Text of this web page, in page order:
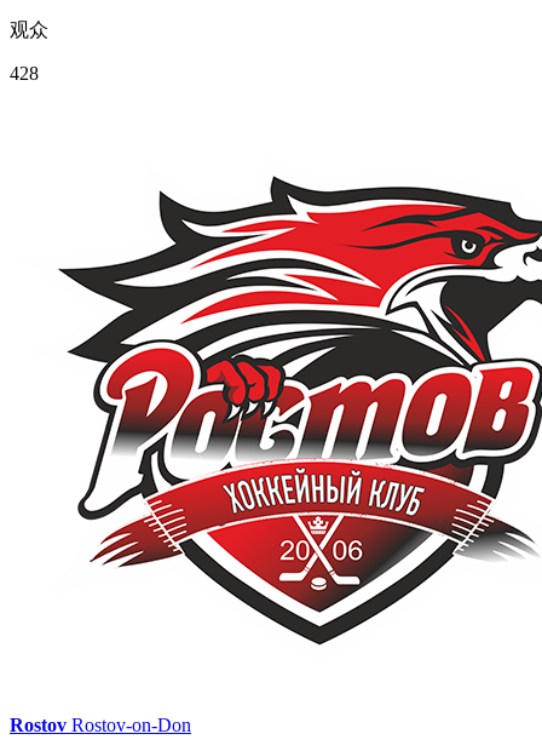
观众
428
Rostov Rostov-on-Don